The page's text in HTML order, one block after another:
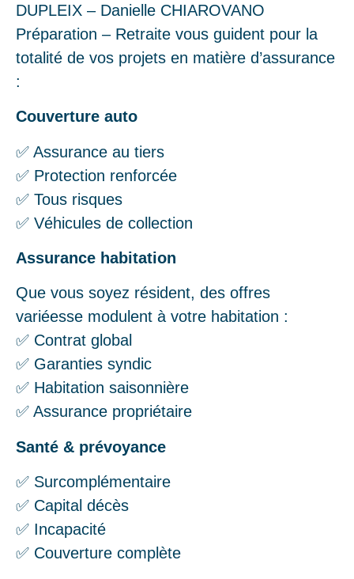
DUPLEIX – Danielle CHIAROVANO
Préparation – Retraite vous guident pour la
totalité de vos projets en matière d’assurance
:
Couverture auto
✅ Assurance au tiers
✅ Protection renforcée
✅ Tous risques
✅ Véhicules de collection
Assurance habitation
Que vous soyez résident, des offres
variéesse modulent à votre habitation :
✅ Contrat global
✅ Garanties syndic
✅ Habitation saisonnière
✅ Assurance propriétaire
Santé & prévoyance
✅ Surcomplémentaire
✅ Capital décès
✅ Incapacité
✅ Couverture complète